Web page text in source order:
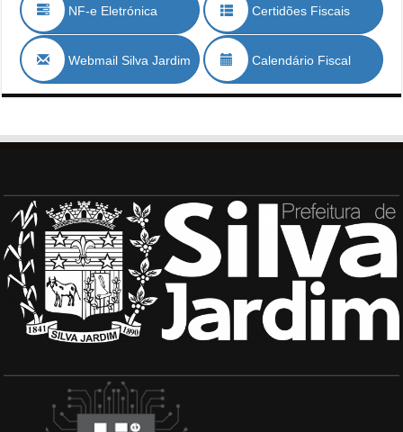
NF-e Eletrónica Certidões Fiscais
Webmail Silva Jardim Calendário Fiscal